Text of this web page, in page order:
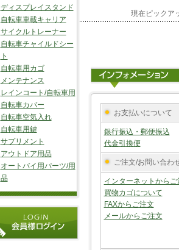
ディスプレイスタンド
自転車車載キャリア
サイクルトレーナー
自転車チャイルドシー
ト
自転車用カゴ
メンテナンス
レインコート/自転車用
自転車カバー
自転車空気入れ
自転車用鍵
サプリメント
アウトドア用品
オートバイ用パーツ/用
品
現在ピックア
お支払いについて
銀行振込・郵便振込
代金引換便
ご注文/お問い合わ
インターネットからご
買物カゴについて
FAXからご注文
メールからご注文